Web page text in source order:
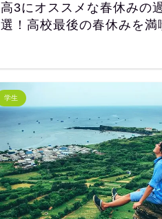
高3にオススメな春休みの
選！高校最後の春休みを満
学生